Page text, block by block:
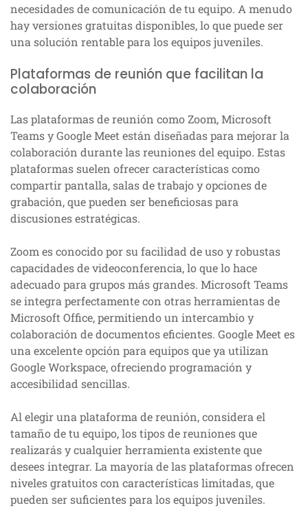
necesidades de comunicación de tu equipo. A menudo
hay versiones gratuitas disponibles, lo que puede ser
una solución rentable para los equipos juveniles.
Plataformas de reunión que facilitan la
colaboración
Las plataformas de reunión como Zoom, Microsoft
Teams y Google Meet están diseñadas para mejorar la
colaboración durante las reuniones del equipo. Estas
plataformas suelen ofrecer características como
compartir pantalla, salas de trabajo y opciones de
grabación, que pueden ser beneficiosas para
discusiones estratégicas.
Zoom es conocido por su facilidad de uso y robustas
capacidades de videoconferencia, lo que lo hace
adecuado para grupos más grandes. Microsoft Teams
se integra perfectamente con otras herramientas de
Microsoft Office, permitiendo un intercambio y
colaboración de documentos eficientes. Google Meet es
una excelente opción para equipos que ya utilizan
Google Workspace, ofreciendo programación y
accesibilidad sencillas.
Al elegir una plataforma de reunión, considera el
tamaño de tu equipo, los tipos de reuniones que
realizarás y cualquier herramienta existente que
desees integrar. La mayoría de las plataformas ofrecen
niveles gratuitos con características limitadas, que
pueden ser suficientes para los equipos juveniles.